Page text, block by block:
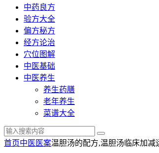
中药良方
验方大全
偏方秘方
经方论治
穴位图解
中医基础
中医养生
养生药膳
老年养生
菜谱大全
首页中医医案温胆汤的配方,温胆汤临床加减